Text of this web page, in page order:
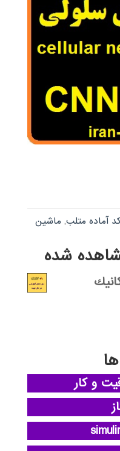
آماده متلب, ماشین
شده
و کار